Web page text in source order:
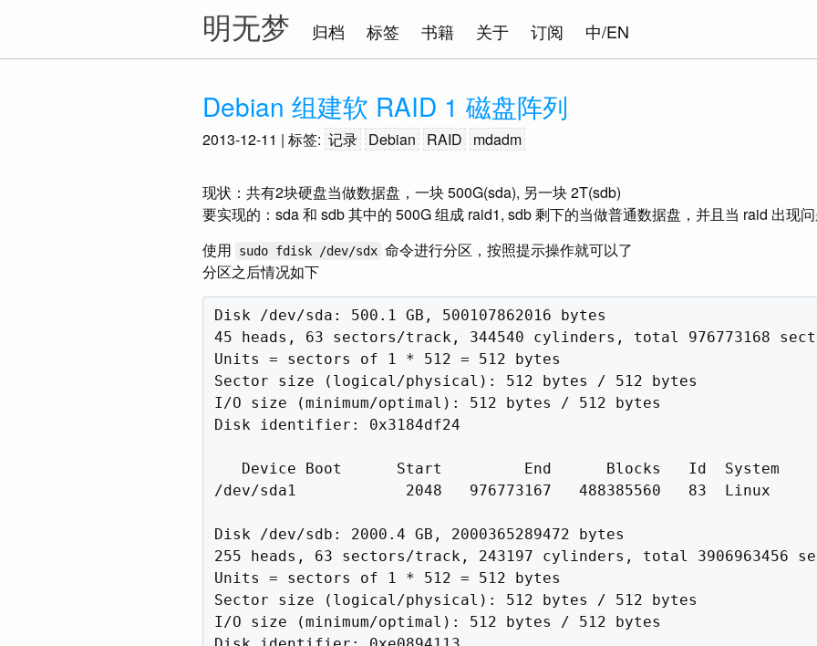
明无梦 归档 标签 书籍 关于 订阅 中/EN
Debian 组建软 RAID 1 磁盘阵列
2013-12-11 | 标签: 记录 Debian RAID mdadm
现状：共有2块硬盘当做数据盘，一块 500G(sda), 另一块 2T(sdb)
要实现的：sda 和 sdb 其中的 500G 组成 raid1, sdb 剩下的当做普通数据盘，并且当 raid 出现
使用
sudo fdisk /dev/sdx 命令进行分区，按照提示操作就可以了
分区之后情况如下
Disk /dev/sda: 500.1 GB, 500107862016 bytes
45 heads, 63 sectors/track, 344540 cylinders, total 976773168
Units = sectors of 1 * 512 = 512 bytes
Sector size (logical/physical): 512 bytes / 512 bytes
I/O size (minimum/optimal): 512 bytes / 512 bytes
Disk identifier: 0x3184df24
   Device Boot      Start         End      Blocks   Id  System
/dev/sda1            2048   976773167   488385560   83  Linux
Disk /dev/sdb: 2000.4 GB, 2000365289472 bytes
255 heads, 63 sectors/track, 243197 cylinders, total 3906963456
Units = sectors of 1 * 512 = 512 bytes
Sector size (logical/physical): 512 bytes / 512 bytes
I/O size (minimum/optimal): 512 bytes / 512 bytes